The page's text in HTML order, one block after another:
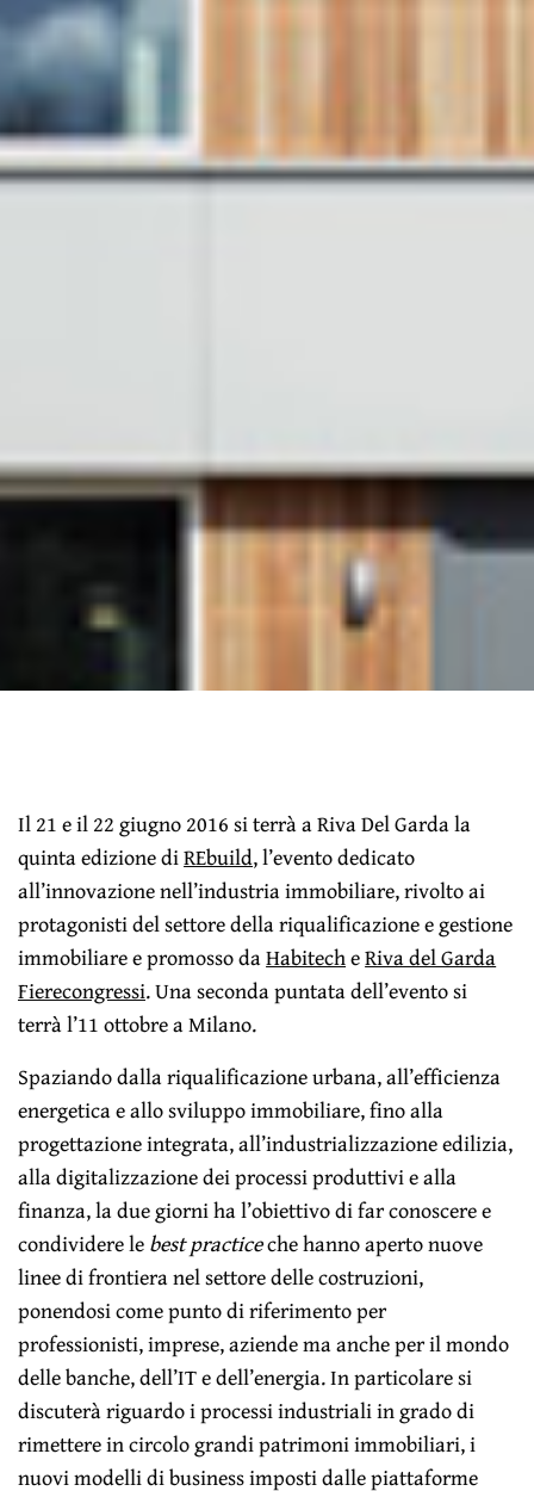
Il 21 e il 22 giugno 2016 si terrà a Riva Del Garda la
quinta edizione diREbuild, l’evento dedicato
all’innovazione nell’industria immobiliare, rivolto ai
protagonisti del settore della riqualificazione e gestione
immobiliare e promosso daHabitecheRiva del Garda
Fierecongressi. Una seconda puntata dell’evento si
terrà l’11 ottobre a Milano.
Spaziando dalla riqualificazione urbana, all’efficienza
energetica e allo sviluppo immobiliare, fino alla
progettazione integrata, all’industrializzazione edilizia,
alla digitalizzazione dei processi produttivi e alla
finanza, la due giorni ha l’obiettivo di far conoscere e
condividere lebest practiceche hanno aperto nuove
linee di frontiera nel settore delle costruzioni,
ponendosi come punto di riferimento per
professionisti, imprese, aziende ma anche per il mondo
delle banche, dell’IT e dell’energia. In particolare si
discuterà riguardo i processi industriali in grado di
rimettere in circolo grandi patrimoni immobiliari, i
nuovi modelli di business imposti dalle piattaforme